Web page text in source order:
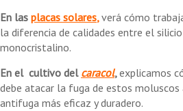
En las placas solares, verá cómo
la diferencia de calidades entre el
monocristalino.
En el cultivo del caracol,explicamos
debe atacar la fuga de estos
antifuga más eficaz y duradero.